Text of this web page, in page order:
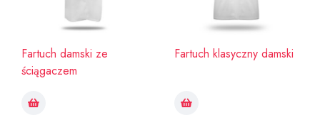
Fartuch damski ze
ściągaczem
Fartuch klasyczny damski